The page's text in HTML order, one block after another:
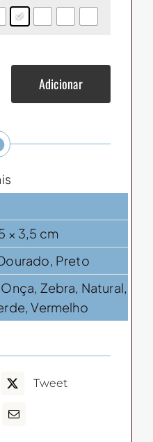
Adicionar
× 3,5 cm
Preto
Zebra, Natural,
Vermelho
Tweet